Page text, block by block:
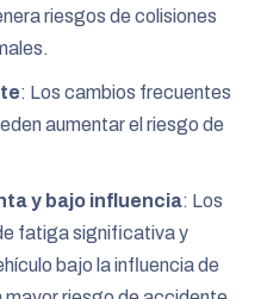
riesgos de colisiones
: Los cambios frecuentes
aumentar el riesgo de
y bajo influencia: Los
fatiga significativa y
bajo la influencia de